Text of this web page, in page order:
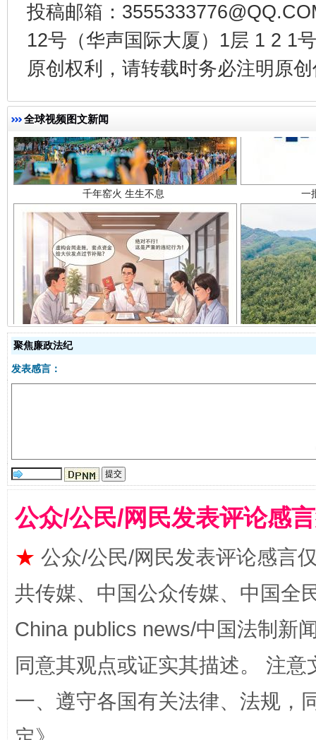
投稿邮箱：
12号（华声国际大厦）1层 1 2 1
原创权利，请转载时务必注明原
全球视频图文新闻
千年窑火 生生不息 一
揭开“小金库”的免责幌子
受贿1.44亿！段成刚被判无期 从幼
全民健身五年计划来了！等你上场
聚焦廉政法纪
发表感言：
公众/公民/网民发表评论感
★ 公众/公民/网民发表评论感言
共传媒、中国公众传媒、中国全
China publics news/中国法制新
同意其观点或证实其描述。 注
一、遵守各国有关法律、法规，